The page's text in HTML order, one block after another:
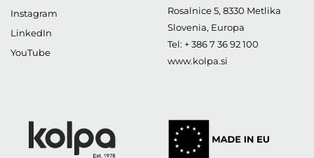
Instagram
LinkedIn
YouTube
Rosalnice 5, 8330 Metlika
Slovenia, Europa
Tel: + 386 7 36 92 100
www.kolpa.si